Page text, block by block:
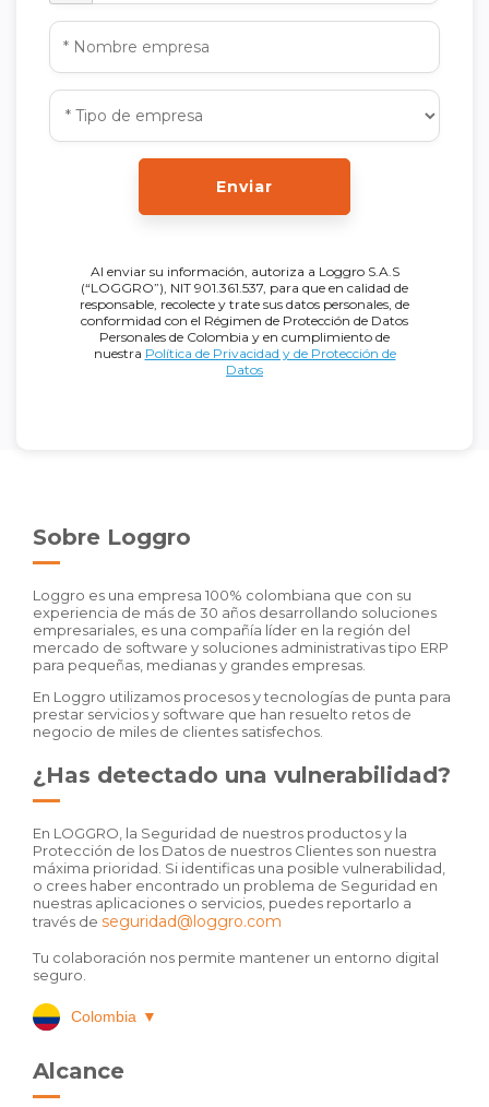
Enviar
Al enviar su información, autoriza a Loggro S.A.S
(“LOGGRO”), NIT 901.361.537, para que en calidad de
responsable, recolecte y trate sus datos personales, de
conformidad con el Régimen de Protección de Datos
Personales de Colombia y en cumplimiento de
nuestra Política de Privacidad y de Protección de
Datos
Sobre Loggro
Loggro es una empresa 100% colombiana que con su
experiencia de más de 30 años desarrollando soluciones
empresariales, es una compañía líder en la región del
mercado de software y soluciones administrativas tipo ERP
para pequeñas, medianas y grandes empresas.
En Loggro utilizamos procesos y tecnologías de punta para
prestar servicios y software que han resuelto retos de
negocio de miles de clientes satisfechos.
¿Has detectado una vulnerabilidad?
En LOGGRO, la Seguridad de nuestros productos y la
Protección de los Datos de nuestros Clientes son nuestra
máxima prioridad. Si identificas una posible vulnerabilidad,
o crees haber encontrado un problema de Seguridad en
nuestras aplicaciones o servicios, puedes reportarlo a
través de seguridad@loggro.com
Tu colaboración nos permite mantener un entorno digital
seguro.
Colombia ▼
Alcance